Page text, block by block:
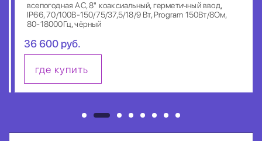
всепогодная АС, 8" коаксиальный, герметичный ввод,
IP66, 70/100B-150/75/37,5/18/9 Вт, Program 150Вт/8Ом,
80-18000Гц, чёрный
36 600 руб.
где купить